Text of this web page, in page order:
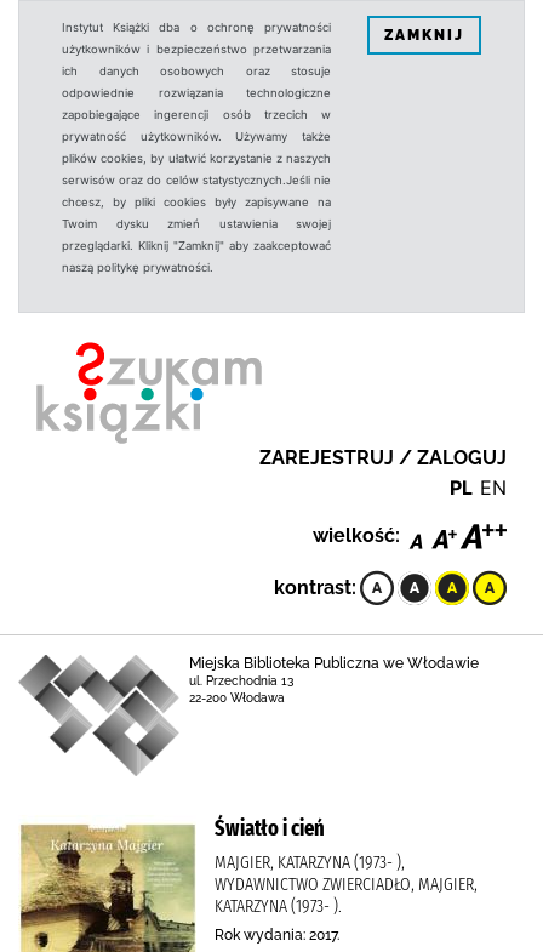
Instytut Książki dba o ochronę prywatności
użytkowników i bezpieczeństwo przetwarzania
ich danych osobowych oraz stosuje
odpowiednie rozwiązania technologiczne
zapobiegające ingerencji osób trzecich w
prywatność użytkowników. Używamy także
plików cookies, by ułatwić korzystanie z naszych
serwisów oraz do celów statystycznych.Jeśli nie
chcesz, by pliki cookies były zapisywane na
Twoim dysku zmień ustawienia swojej
przeglądarki. Kliknij "Zamknij" aby zaakceptować
naszą politykę prywatności.
ZAMKNIJ
ZAREJESTRUJ / ZALOGUJ
PL EN
wielkość:
kontrast:
Miejska Biblioteka Publiczna we Włodawie
ul. Przechodnia 13
22-200 Włodawa
Światło i cień
MAJGIER, KATARZYNA (1973- ),
WYDAWNICTWO ZWIERCIADŁO, MAJGIER,
KATARZYNA (1973- ).
Rok wydania: 2017.